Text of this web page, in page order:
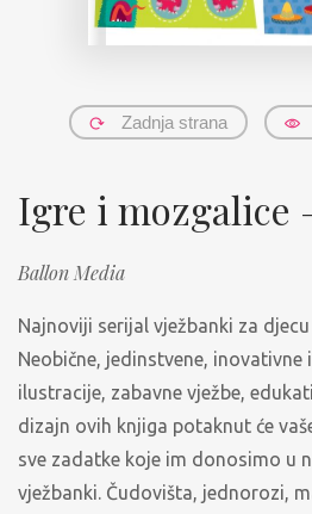
Zadnja strana
Igre i mozgalice
Ballon Media
Najnoviji serijal vježbanki za
Neobične, jedinstvene, inovativne
ilustracije, zabavne vježbe,
dizajn ovih knjiga potaknut će
sve zadatke koje im donosimo u
vježbanki. Čudovišta, jednorozi,